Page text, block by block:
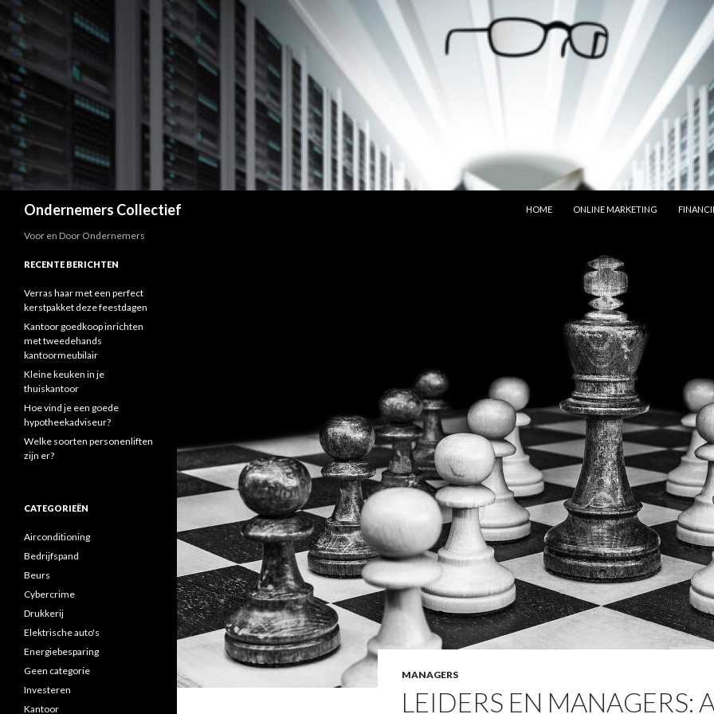
Ondernemers Collectief
HOME
ONLINE MARKETING
MANAGERS
LEIDERS EN MANAGERS:
Voor en Door Ondernemers
RECENTE BERICHTEN
Verras haar met een perfect
kerstpakket deze feestdagen
Kantoor goedkoop inrichten
met tweedehands
kantoormeubilair
Kleine keuken in je
thuiskantoor
Hoe vind je een goede
hypotheekadviseur?
Welke soorten personenliften
zijn er?
CATEGORIEËN
Airconditioning
Bedrijfspand
Beurs
Cybercrime
Drukkerij
Elektrische auto's
Energiebesparing
Geen categorie
Investeren
Kantoor